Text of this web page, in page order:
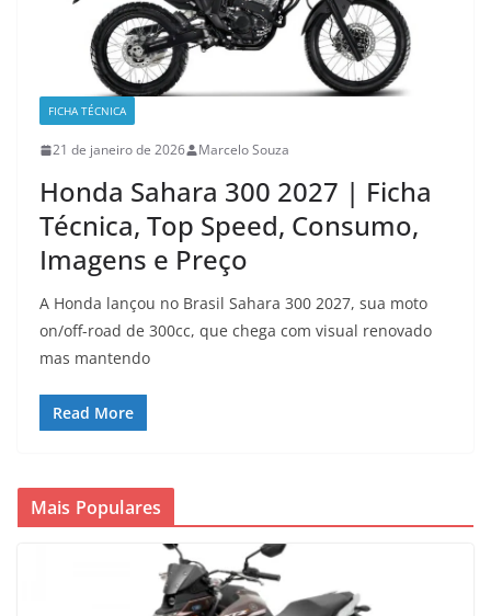
FICHA TÉCNICA
21 de janeiro de 2026 Marcelo Souza
Honda Sahara 300 2027 | Ficha
Técnica, Top Speed, Consumo,
Imagens e Preço
A Honda lançou no Brasil Sahara 300 2027, sua moto
on/off-road de 300cc, que chega com visual renovado
mas mantendo
Read More
Mais Populares